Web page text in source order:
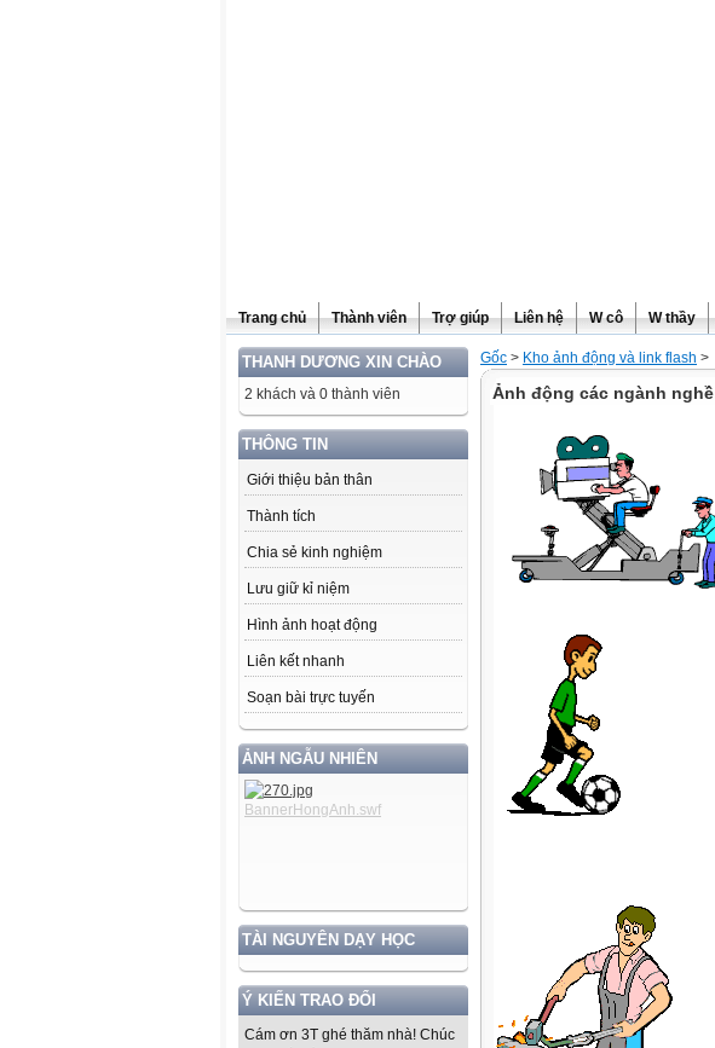
Trang chủ Thành viên Trợ giúp Liên hệ W cô W thầy
THANH DƯƠNG XIN CHÀO
2 khách và 0 thành viên
THÔNG TIN
Giới thiệu bản thân
Thành tích
Chia sẻ kinh nghiệm
Lưu giữ kỉ niệm
Hình ảnh hoạt động
Liên kết nhanh
Soạn bài trực tuyến
ẢNH NGẪU NHIÊN
TÀI NGUYÊN DẠY HỌC
Ý KIẾN TRAO ĐỔI
Cám ơn 3T ghé thăm nhà! Chúc
Gốc > Kho ảnh động và link flash >
Ảnh động các ngành nghề